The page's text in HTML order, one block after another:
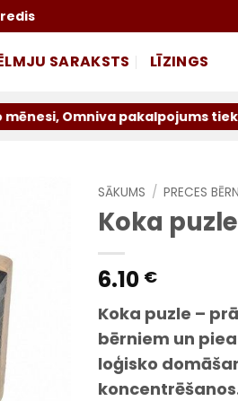
SARAKSTS LĪZINGS
pakalpojums tiek
SĀKUMS / PRECES
Koka
6.10 €
Koka puzle –
bērniem un
loģisko